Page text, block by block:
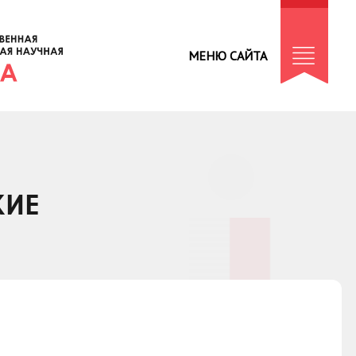
МЕНЮ САЙТА